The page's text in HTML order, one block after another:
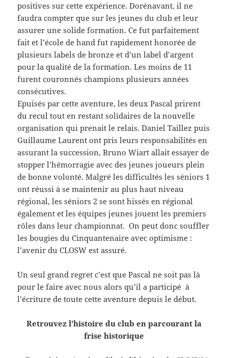
positives sur cette expérience. Dorénavant, il ne
faudra compter que sur les jeunes du club et leur
assurer une solide formation. Ce fut parfaitement
fait et l’école de hand fut rapidement honorée de
plusieurs labels de bronze et d’un label d’argent
pour la qualité de la formation. Les moins de 11
furent couronnés champions plusieurs années
consécutives.
Epuisés par cette aventure, les deux Pascal prirent
du recul tout en restant solidaires de la nouvelle
organisation qui prenait le relais. Daniel Taillez puis
Guillaume Laurent ont pris leurs responsabilités en
assurant la succession, Bruno Wiart allait essayer de
stopper l’hémorragie avec des jeunes joueurs plein
de bonne volonté. Malgré les difficultés les séniors 1
ont réussi à se maintenir au plus haut niveau
régional, les séniors 2 se sont hissés en régional
également et les équipes jeunes jouent les premiers
rôles dans leur championnat. On peut donc souffler
les bougies du Cinquantenaire avec optimisme :
l’avenir du CLOSW est assuré.
Un seul grand regret c’est que Pascal ne soit pas là
pour le faire avec nous alors qu’il a participé à
l’écriture de toute cette aventure depuis le début.
Retrouvez l’histoire du club en parcourant la
frise historique